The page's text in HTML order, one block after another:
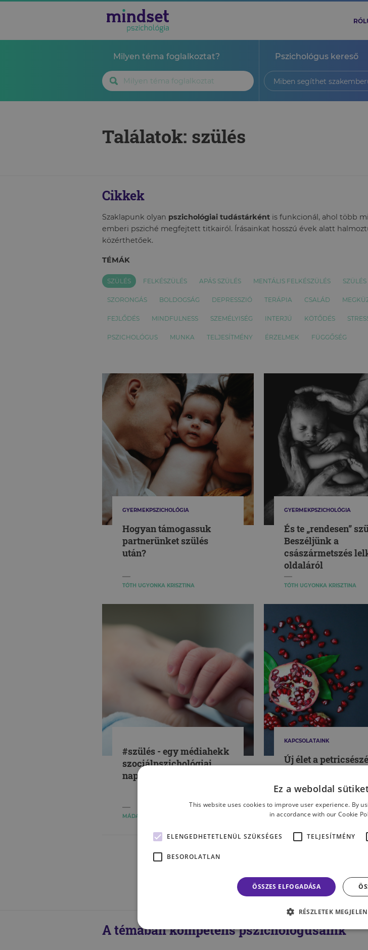
Milyen téma foglalkoztat? Pszichológus kereső
Miben segíthet
Találatok: szülés
Cikkek
Szaklapunk olyan pszichológiai tudástárként is funkcionál, ahol több
emberi psziché megfejtett titkairól. Írásainkat hosszú évek alatt
közérthetőek.
TÉMÁK
SZÜLÉS FELKÉSZÜLÉS APÁS SZÜLÉS MENTÁLIS FELKÉSZÜLÉS
SZORONGÁS BOLDOGSÁG DEPRESSZIÓ TERÁPIA CSALÁD
FEJLŐDÉS MINDFULNESS SZEMÉLYISÉG INTERJÚ KÖTŐDÉS
PSZICHOLÓGUS MUNKA TELJESÍTMÉNY ÉRZELMEK FÜGGŐSÉG
GYERMEKPSZICHOLÓGIA
Hogyan támogassuk
partnerünket szülés
után?
TÓTH UGYONKA KRISZTINA
GYERMEKPSZICHOLÓGIA
És te „rendesen”
Beszéljünk a
császármetszés
oldaláról
TÓTH UGYONKA KRISZTINA
#szülés - egy médiahekk
szociálpszichológiai
napszemüvegen át
MÁDAI NÁNDOR
KAPCSOLATAINK
Új élet a
megtermékenyítés
pszichés háttere
GYÜRE-LIHOVAY SZANDRA
A témában kompetens pszichológusaink
Ez a weboldal
This website uses cookies to improve user experience. By
in accordance with our Cookie
ELENGEDHETETLENÜL SZÜKSÉGES TELJESÍTMÉNY
BESOROLATLAN
ÖSSZES ELFOGADÁSA
RÉSZLETEK